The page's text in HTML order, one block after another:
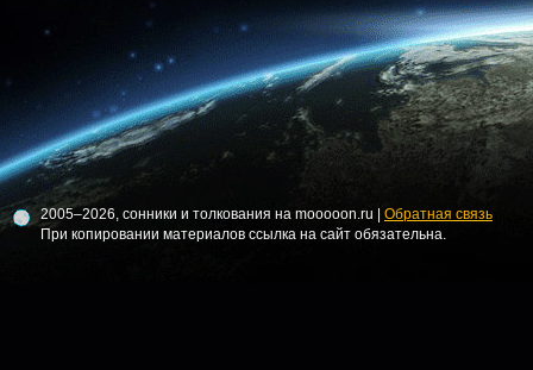
2005–2026, сонники и толкования на mooooon.ru | Обратная связь
При копировании материалов ссылка на сайт обязательна.